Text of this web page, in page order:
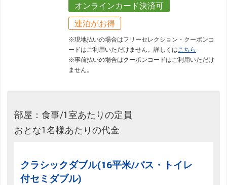
オンラインカード決済可
連泊がお得
※現地払いの場合はフリーセレクション・クーポンコ
ードはご利用いただけません。詳しくは こちら
※事前払いの場合はクーポンコードはご利用いただけ
ません。
部屋：食事/1室あたりの定員
おとな1名様あたりの代金
クラシックダブル(16平米/バス・トイレ
付セミダブル)